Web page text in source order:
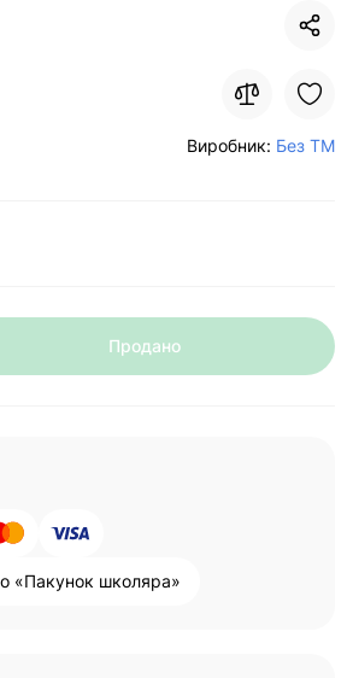
Виробник: Без ТМ
Продано
«Пакунок школяра»